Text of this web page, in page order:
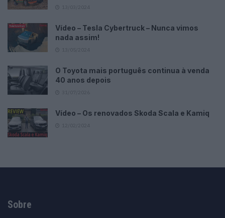
Vídeo – Tesla Cybertruck – Nunca vimos
nada assim!
O Toyota mais português continua à venda
40 anos depois
Vídeo – Os renovados Skoda Scala e Kamiq
Sobre